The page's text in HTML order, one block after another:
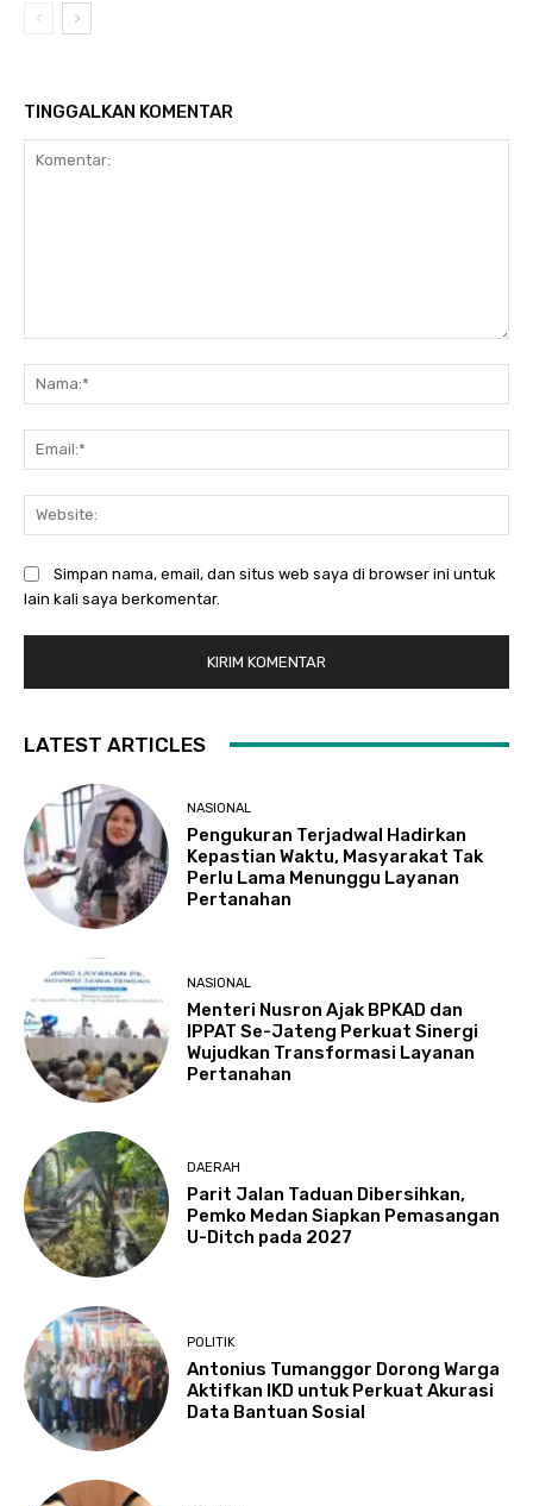
TINGGALKAN KOMENTAR
Simpan nama, email, dan situs web saya di browser ini untuk
lain kali saya berkomentar.
LATEST ARTICLES
NASIONAL
Pengukuran Terjadwal Hadirkan
Kepastian Waktu, Masyarakat Tak
Perlu Lama Menunggu Layanan
Pertanahan
NASIONAL
Menteri Nusron Ajak BPKAD dan
IPPAT Se-Jateng Perkuat Sinergi
Wujudkan Transformasi Layanan
Pertanahan
DAERAH
Parit Jalan Taduan Dibersihkan,
Pemko Medan Siapkan Pemasangan
U-Ditch pada 2027
POLITIK
Antonius Tumanggor Dorong Warga
Aktifkan IKD untuk Perkuat Akurasi
Data Bantuan Sosial